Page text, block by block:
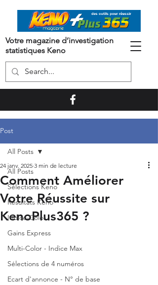
Votre magazine d’investigation
statistiques Keno
Post
All Posts
Sélections Keno
Résultats Keno
Indice-Color
Gains Express
Multi-Color - Indice Max
Sélections de 4 numéros
Ecart d'annonce - N° de base
All Posts
Comment Améliorer
Votre Réussite sur
KenoPlus365 ?
24 janv. 2025 3 min de lecture